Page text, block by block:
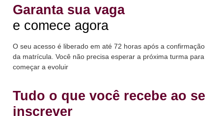
Garanta sua vaga
e comece agora
O seu acesso é liberado em até 72 horas após a confirmação
da matrícula. Você não precisa esperar a próxima turma para
começar a evoluir
Tudo o que você recebe ao se
inscrever